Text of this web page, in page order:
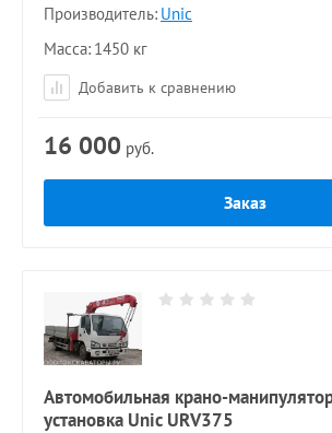
Производитель: Unic
Масса 1450 кг
Добавить к сравнению
16 000 руб.
Заказ
Автомобильная крано-
установка Unic URV375